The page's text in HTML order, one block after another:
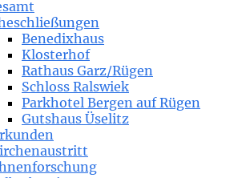
Benedixhaus
Klosterhof
Rathaus Garz/Rügen
Schloss Ralswiek
Parkhotel Bergen auf Rügen
Gutshaus Üselitz